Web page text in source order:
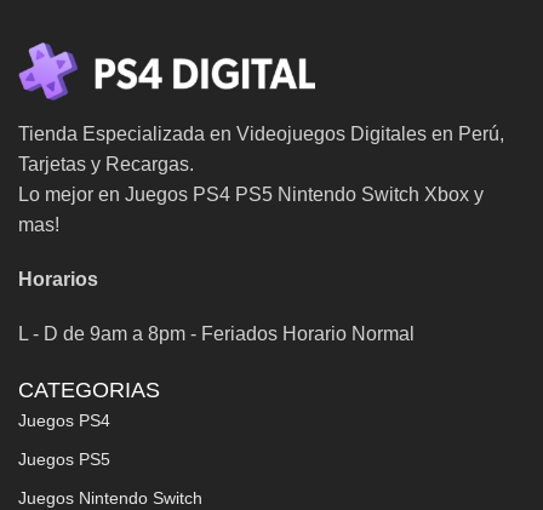
Tienda Especializada en Videojuegos Digitales en Perú,
Tarjetas y Recargas.
Lo mejor en Juegos PS4 PS5 Nintendo Switch Xbox y
mas!
Horarios
L - D de 9am a 8pm - Feriados Horario Normal
CATEGORIAS
Juegos PS4
Juegos PS5
Juegos Nintendo Switch